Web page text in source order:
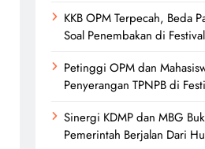
KKB OPM Terpecah, Beda
Soal Penembakan di
Petinggi OPM dan
Penyerangan TPNPB di
Sinergi KDMP dan MBG
Pemerintah Berjalan Dari